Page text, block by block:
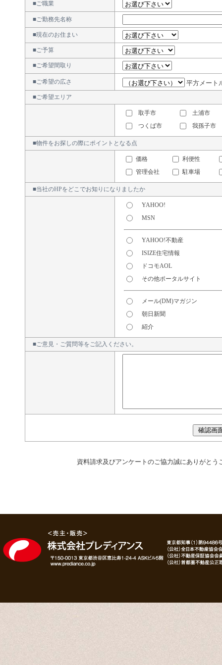
■ご職業
■ご勤務先名称
■現在のお住まい
■ご予算
■ご希望間取り
■ご希望の広さ 平方メート
■ご希望エリア
取手市
土浦市
つくば市
我孫子市
■物件をお探しの際にポイントとなる点
価格
利便性
管理会社
駐車場
■当社のHPをどこでお知りになりましたか
YAHOO!
MSN
YAHOO!不動産
ISIZE住宅情報
ドコモAOL
その他ポータルサイト
メール(DM)マガジン
朝日新聞
紹介
■ご意見・ご質問等をご記入ください。
資料請求及びアンケートのご協力誠にありがと